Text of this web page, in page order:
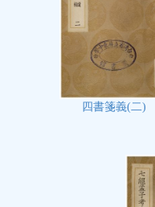
四書箋義(二)